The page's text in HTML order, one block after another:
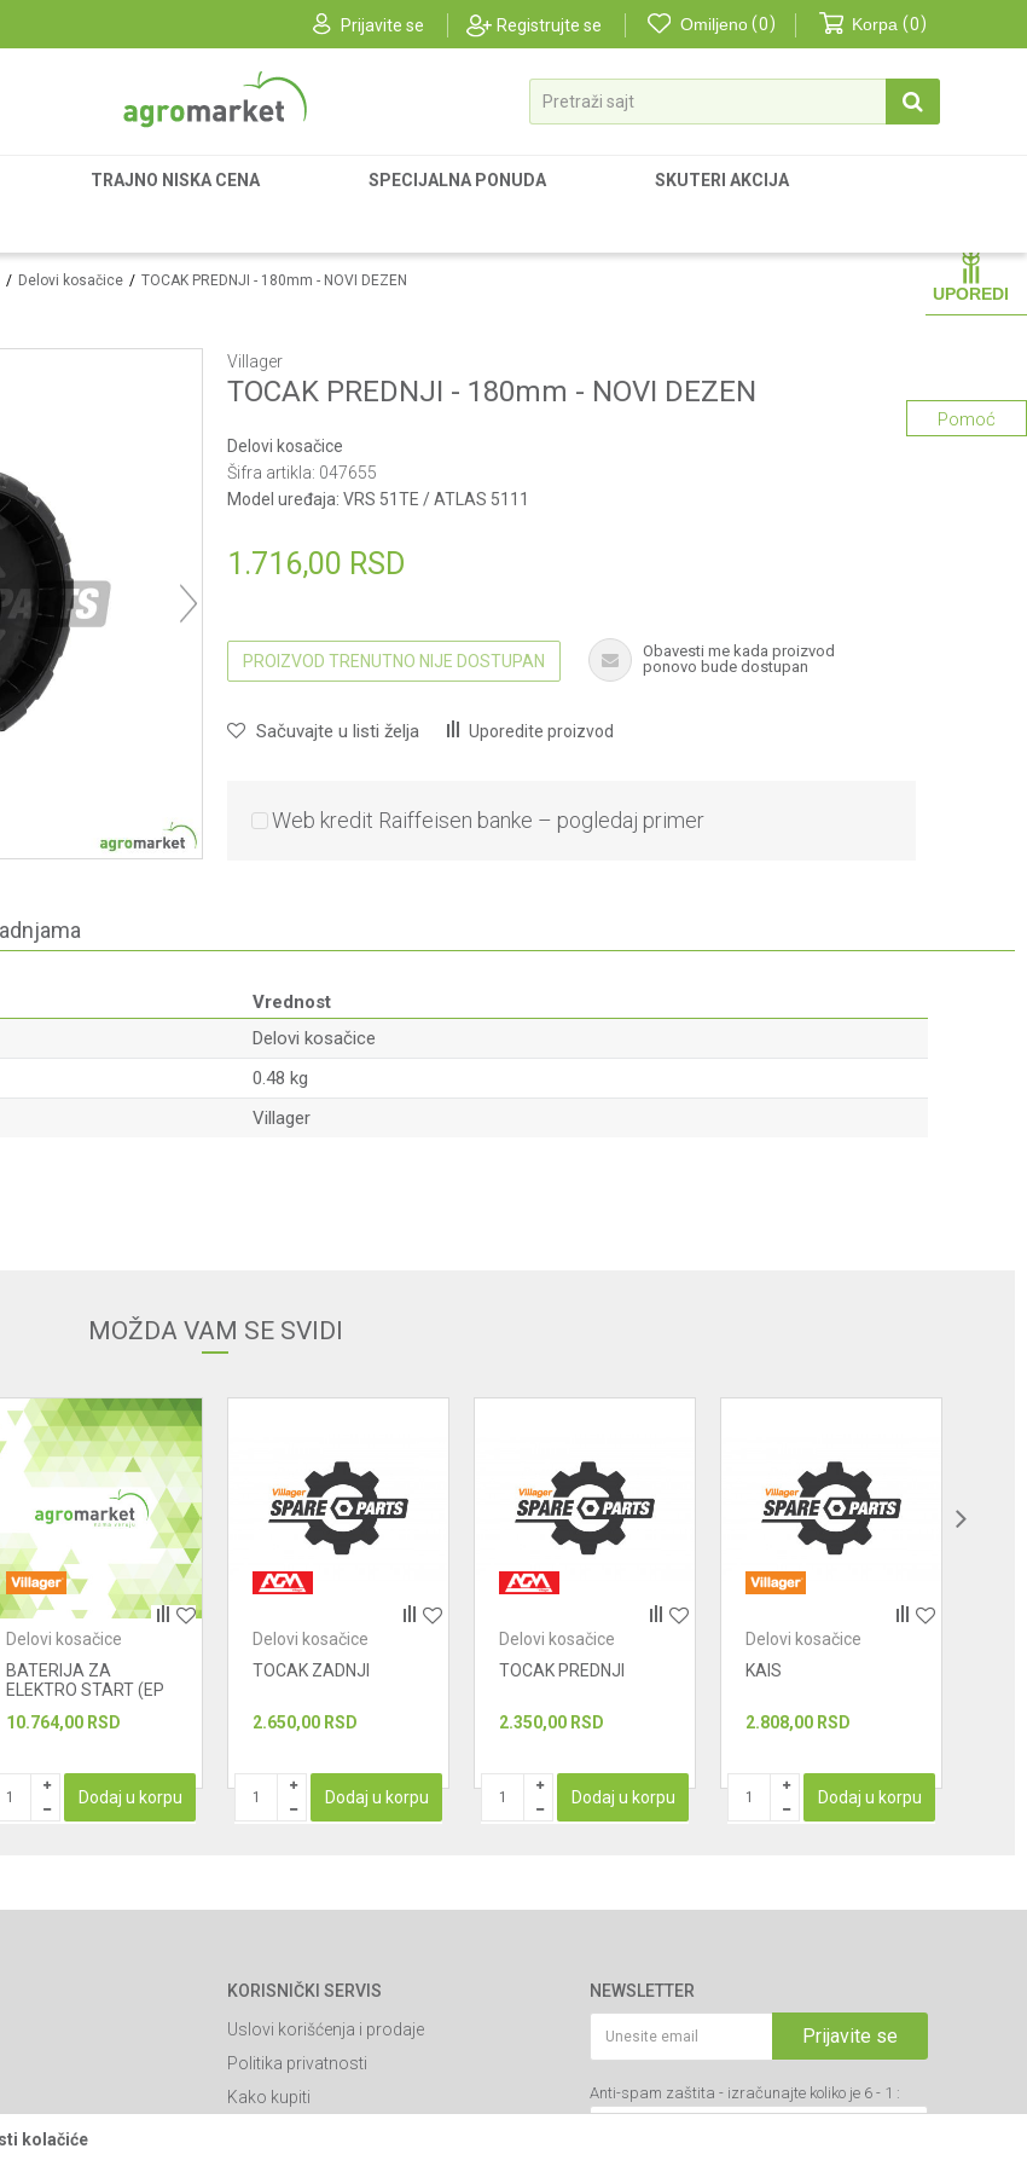
Prijavite se Registrujte se Omiljeno 0 Korpa 0
Pretraži sajt
TRAJNO NISKA CENA SPECIJALNA PONUDA SKUTERI AKCIJA
UPOREDI
Delovi kosačice TOCAK PREDNJI - 180mm - NOVI DEZEN
Villager
TOCAK PREDNJI - 180mm - NOVI DEZEN
Delovi kosačice
Šifra artikla: 047655
Model uređaja: VRS 51TE / ATLAS 5111
1.716,00 RSD
PROIZVOD TRENUTNO NIJE DOSTUPAN
Obavesti me kada proizvod
ponovo bude dostupan
Sačuvajte u listi želja Uporedite proizvod
Web kredit Raiffeisen banke – pogledaj primer
Pomoć
Vrednost
Delovi kosačice
0.48 kg
Villager
MOŽDA VAM SE SVIDI
Delovi kosačice
BATERIJA ZA
ELEKTRO START (EP
10.764,00 RSD
Dodaj u korpu
Delovi kosačice
TOCAK ZADNJI
2.650,00 RSD
Dodaj u korpu
Delovi kosačice
TOCAK PREDNJI
2.350,00 RSD
Dodaj u korpu
Delovi kosačice
KAIS
2.808,00 RSD
Dodaj u korpu
KORISNIČKI SERVIS
Uslovi korišćenja i prodaje
Politika privatnosti
Kako kupiti
NEWSLETTER
Prijavite se
Anti-spam zaštita - izračunajte koliko je 6 - 1 :
kolačiće